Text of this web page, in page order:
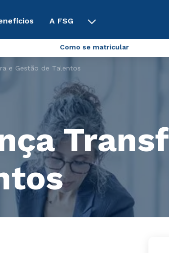
A FSG
Como se matricular
e Gestão de Talentos